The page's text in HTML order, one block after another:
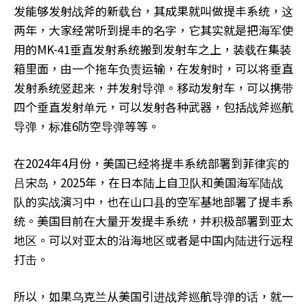
发能够发射战斧的新载台，其成果就叫做提丰系统，这
两年，大家经常听到提丰的名字，它其实就是把海军使
用的MK-41垂直发射系统搬到发射车之上，装载在集装
箱里面，由一个拖车负责运输，在发射时，可以将垂直
发射系统竖起来，并发射导弹。移动发射车，可以携带
四个垂直发射单元，可以发射各种武器，包括战斧巡航
导弹，标准6防空导弹等等。
在2024年4月份，美国已经将提丰系统部署到菲律宾的
吕宋岛，2025年，在日本陆上自卫队和美国海军陆战
队的实战演习中，也在山口县的空军基地部署了提丰系
统。美国目前在大量开发提丰系统，并积极部署到亚太
地区。可以对亚太的沿海地区或者是中国内陆进行远程
打击。
所以，如果乌克兰从美国引进战斧巡航导弹的话，就一